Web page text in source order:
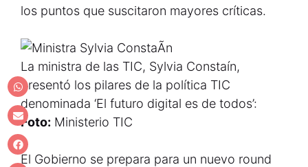
los puntos que suscitaron mayores críticas.
La ministra de las TIC, Sylvia Constaín,
presentó los pilares de la política TIC
denominada ‘El futuro digital es de todos’:
Foto: Ministerio TIC
El Gobierno se prepara para un nuevo round